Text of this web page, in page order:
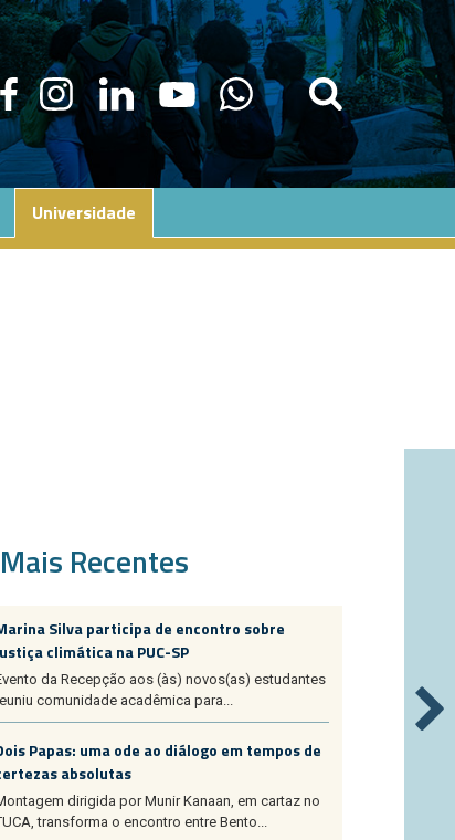
Universidade
Mais Recentes
Silva participa de encontro sobre
climática na PUC-SP
da Recepção aos (às) novos(as) estudantes
comunidade acadêmica para...
Papas: uma ode ao diálogo em tempos de
absolutas
dirigida por Munir Kanaan, em cartaz no
transforma o encontro entre Bento...